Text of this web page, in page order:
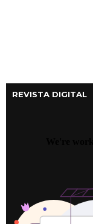
REVISTA DIGITAL